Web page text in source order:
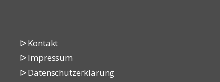
ᐅ Kontakt
ᐅ Impressum
ᐅ Datenschutzerklärung